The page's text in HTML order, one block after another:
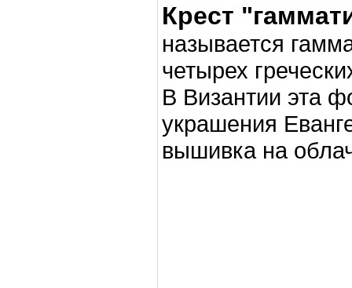
Крест
называется
четырех
В Византии эта
украшения
вышивка на